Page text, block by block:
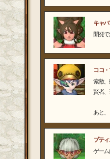
キャ
開発
ココ
索敵
賢者
あと
プテ
ゲー